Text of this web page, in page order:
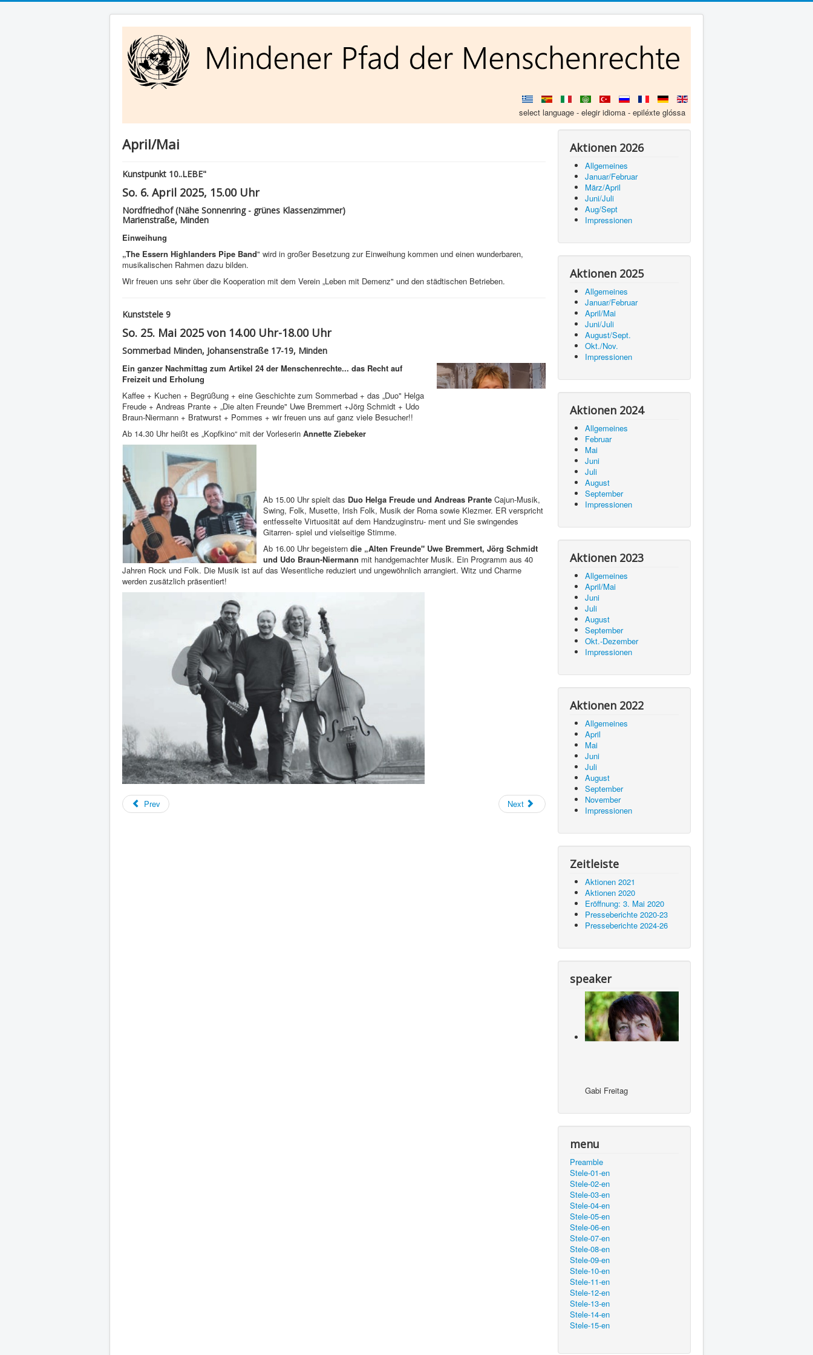
select language - elegir idioma - epiléxte glóssa
April/Mai
Kunstpunkt 10..LEBE"
So. 6. April 2025, 15.00 Uhr
Nordfriedhof (Nähe Sonnenring - grünes Klassenzimmer)
Marienstraße, Minden
Einweihung
„The Essern Highlanders Pipe Band" wird in großer Besetzung zur Einweihung kommen und einen wunderbaren,
musikalischen Rahmen dazu bilden.
Wir freuen uns sehr über die Kooperation mit dem Verein „Leben mit Demenz" und den städtischen Betrieben.
Kunststele 9
So. 25. Mai 2025 von 14.00 Uhr-18.00 Uhr
Sommerbad Minden, Johansenstraße 17-19, Minden
Ein ganzer Nachmittag zum Artikel 24 der Menschenrechte... das Recht auf
Freizeit und Erholung
Kaffee + Kuchen + Begrüßung + eine Geschichte zum Sommerbad + das „Duo" Helga
Freude + Andreas Prante + „Die alten Freunde" Uwe Bremmert +Jörg Schmidt + Udo
Braun-Niermann + Bratwurst + Pommes + wir freuen uns auf ganz viele Besucher!!
Ab 14.30 Uhr heißt es „Kopfkino“ mit der Vorleserin Annette Ziebeker
Ab 15.00 Uhr spielt das Duo Helga Freude und Andreas Prante Cajun-Musik,
Swing, Folk, Musette, Irish Folk, Musik der Roma sowie Klezmer. ER verspricht
entfesselte Virtuosität auf dem Handzuginstru- ment und Sie swingendes
Gitarren- spiel und vielseitige Stimme.
Ab 16.00 Uhr begeistern die „Alten Freunde" Uwe Bremmert, Jörg Schmidt
und Udo Braun-Niermann mit handgemachter Musik. Ein Programm aus 40
Jahren Rock und Folk. Die Musik ist auf das Wesentliche reduziert und ungewöhnlich arrangiert. Witz und Charme
werden zusätzlich präsentiert!
Prev Next
Aktionen 2026
Allgemeines
Januar/Februar
März/April
Juni/Juli
Aug/Sept
Impressionen
Aktionen 2025
Allgemeines
Januar/Februar
April/Mai
Juni/Juli
August/Sept.
Okt./Nov.
Impressionen
Aktionen 2024
Allgemeines
Februar
Mai
Juni
Juli
August
September
Impressionen
Aktionen 2023
Allgemeines
April/Mai
Juni
Juli
August
September
Okt.-Dezember
Impressionen
Aktionen 2022
Allgemeines
April
Mai
Juni
Juli
August
September
November
Impressionen
Zeitleiste
Aktionen 2021
Aktionen 2020
Eröffnung: 3. Mai 2020
Presseberichte 2020-23
Presseberichte 2024-26
speaker
Gabi Freitag
menu
Preamble
Stele-01-en
Stele-02-en
Stele-03-en
Stele-04-en
Stele-05-en
Stele-06-en
Stele-07-en
Stele-08-en
Stele-09-en
Stele-10-en
Stele-11-en
Stele-12-en
Stele-13-en
Stele-14-en
Stele-15-en